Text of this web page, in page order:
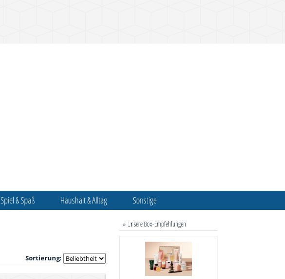
Spiel & Spaß Haushalt & Alltag Sonstige
Sortierung:
» Unsere Box-Empfehlungen